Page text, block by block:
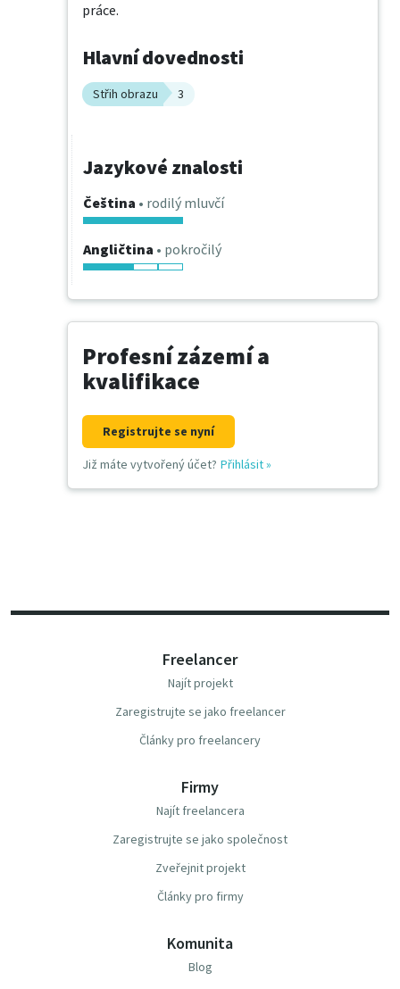
práce.
Hlavní dovednosti
Střih obrazu 3
Jazykové znalosti
Čeština • rodilý mluvčí
Angličtina • pokročilý
Profesní zázemí a
kvalifikace
Registrujte se nyní
Již máte vytvořený účet? Přihlásit»
Freelancer
Najít projekt
Zaregistrujte se jako freelancer
Články pro freelancery
Firmy
Najít freelancera
Zaregistrujte se jako společnost
Zveřejnit projekt
Články pro firmy
Komunita
Blog